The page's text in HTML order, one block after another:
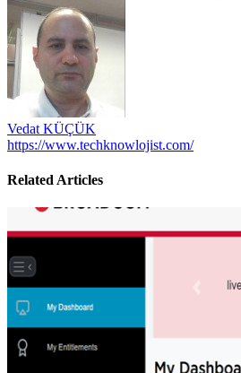
Vedat KÜÇÜK
https://www.techknowlojist.com/
Related Articles